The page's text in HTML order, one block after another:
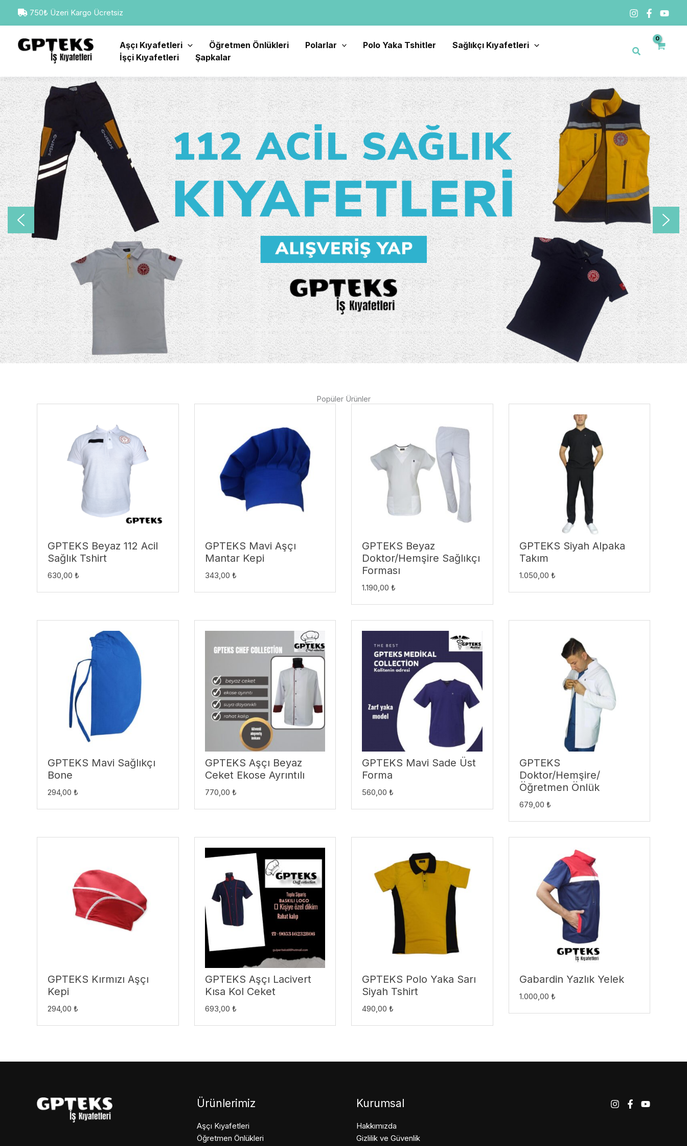
750₺ Üzeri Kargo Ücretsiz
Aşçı Kıyafetleri Öğretmen Önlükleri Polarlar Polo Yaka Tshitler
Sağlıkçı Kıyafetleri
İşçi Kıyafetleri
Şapkalar
Arama
Popüler Ürünler
GPTEKS Beyaz 112 Acil
Sağlık Tshirt
630,00 ₺
GPTEKS Mavi Aşçı
Mantar Kepi
343,00 ₺
GPTEKS Beyaz
Doktor/Hemşire Sağlıkçı
Forması
1.190,00 ₺
GPTEKS Siyah Alpaka
Takım
1.050,00 ₺
GPTEKS Mavi Sağlıkçı
Bone
294,00 ₺
GPTEKS Aşçı Beyaz
Ceket Ekose Ayrıntılı
770,00 ₺
GPTEKS Mavi Sade Üst
Forma
560,00 ₺
GPTEKS
Doktor/Hemşire/
Öğretmen Önlük
679,00 ₺
GPTEKS Kırmızı Aşçı
Kepi
294,00 ₺
GPTEKS Aşçı Lacivert
Kısa Kol Ceket
693,00 ₺
GPTEKS Polo Yaka Sarı
Siyah Tshirt
490,00 ₺
Gabardin Yazlık Yelek
1.000,00 ₺
Ürünlerimiz
Aşçı Kıyafetleri
Öğretmen Önlükleri
Kurumsal
Hakkımızda
Gizlilik ve Güvenlik